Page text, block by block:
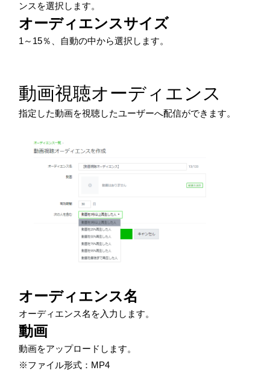
ンスを選択します。
オーディエンスサイズ
1～ 15％、自動の中から選択します。
動画視聴オーディエンス
指定した動画を視聴したユーザーへ配信ができます。
オーディエンス名
オーディエンス名を入力します。
動画
動画をアップロードします。
※ファイル形式：MP4